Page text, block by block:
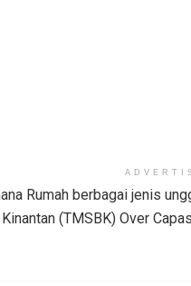
Rumah berbagai jenis
(TMSBK) Over